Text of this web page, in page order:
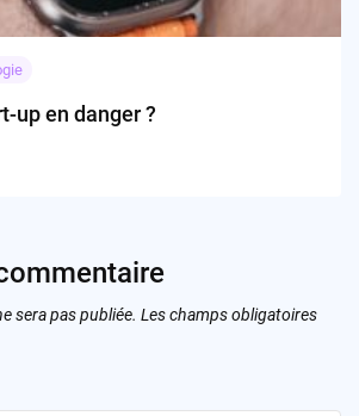
up en danger ?
sera pas publiée. Les champs obligatoires